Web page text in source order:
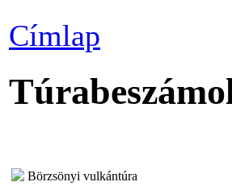
Címlap
Börzsönyi vulkántúra